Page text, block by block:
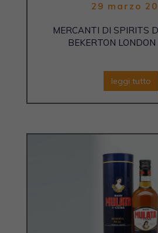
29 marzo
MERCANTI DI SPIRITS
BEKERTON
leggi tutto